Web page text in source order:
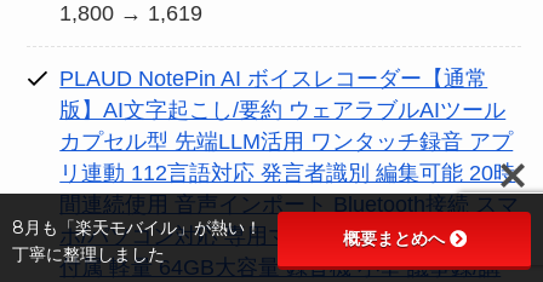
1,800 → 1,619
PLAUD NotePin AI ボイスレコーダー【通常
版】AI文字起こし/要約 ウェアラブルAIツール
カプセル型 先端LLM活用 ワンタッチ録音 アプ
リ連動 112言語対応 発言者識別 編集可能 20時
間連続使用 音声インポート Bluetooth接続 スマ
ホ/パソコン対応 専用マグネットピン/クリップ
付属 軽量 64GB大容量 録音機 小型 議事録/講
8月も「楽天モバイル」が熱い！
丁寧に整理しました
概要まとめへ